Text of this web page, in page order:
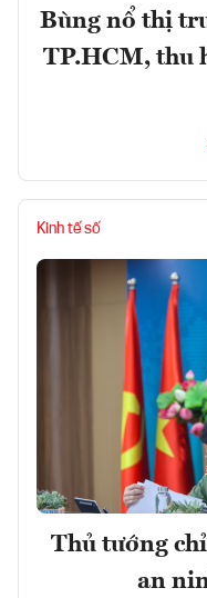
Bùng nổ thị
TP.HCM, thu
Kinh tế số
Thủ tướng
an